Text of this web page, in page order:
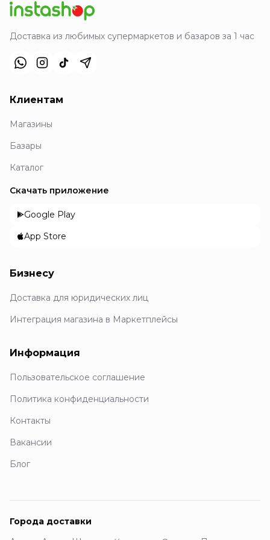
Доставка из любимых супермаркетов и базаров за 1 час
Клиентам
Магазины
Базары
Каталог
Скачать приложение
Google Play
App Store
Бизнесу
Доставка для юридических лиц
Интеграция магазина в Маркетплейсы
Информация
Пользовательское соглашение
Политика конфиденциальности
Контакты
Вакансии
Блог
Города доставки